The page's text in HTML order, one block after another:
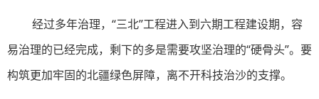
经过多年治理，“三北”工程进入到六期工程建设期，容
易治理的已经完成，剩下的多是需要攻坚治理的“硬骨头”。要
构筑更加牢固的北疆绿色屏障，离不开科技治沙的支撑。